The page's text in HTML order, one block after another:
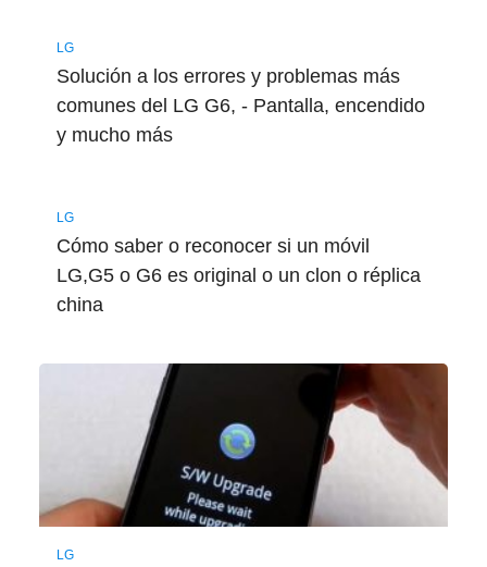
LG
Solución a los errores y problemas más
comunes del LG G6, - Pantalla, encendido
y mucho más
LG
Cómo saber o reconocer si un móvil
LG,G5 o G6 es original o un clon o réplica
china
LG